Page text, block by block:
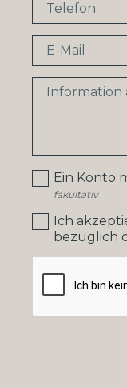
Telefon
E-Mail
Information
Ein Konto
fakultativ
Ich
bezüglich